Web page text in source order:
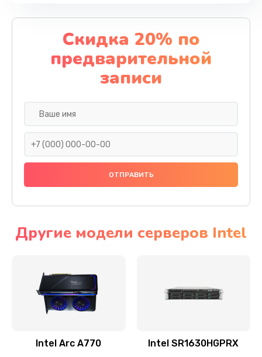
Скидка 20% по
предварительной
записи
Другие модели серверов Intel
Intel Arc A770 Intel SR1630HGPRX